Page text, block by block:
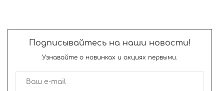
Подписывайтесь на наши новости!
Узнавайте о новинках и акциях первыми.